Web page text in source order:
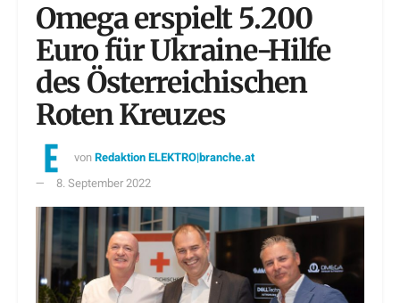
Omega erspielt 5.200
Euro für Ukraine-Hilfe
des Österreichischen
Roten Kreuzes
vonRedaktion ELEKTRO|branche.at
8. September 2022